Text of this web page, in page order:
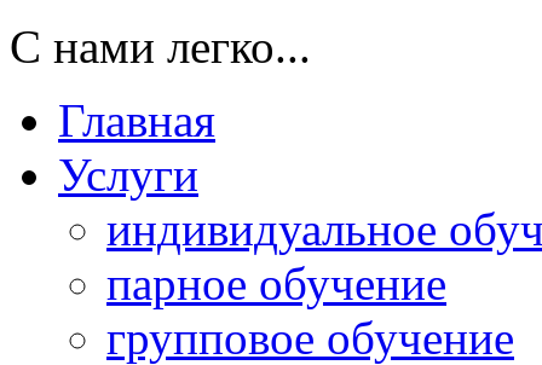
С нами легко...
Главная
Услуги
индивидуальное
парное обучение
групповое обучение